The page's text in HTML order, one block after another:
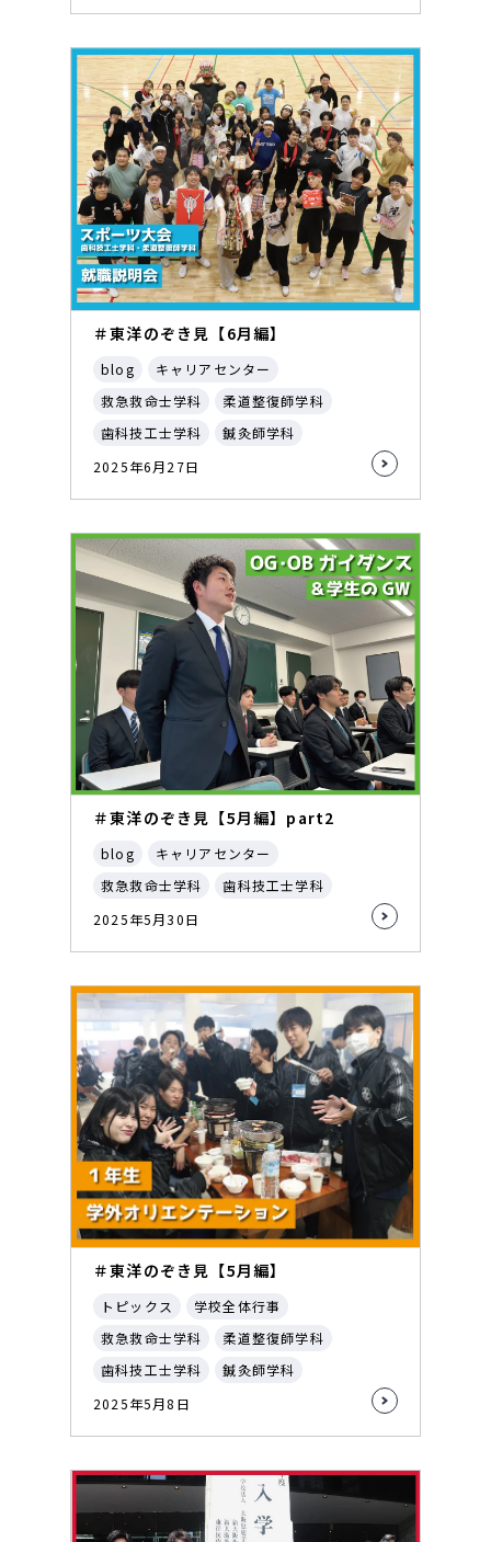
＃東洋のぞき見【6月編】
blog
キャリアセンター
救急救命士学科
柔道整復師学科
歯科技工士学科
鍼灸師学科
2025年6月27日
＃東洋のぞき見【5月編】part2
blog
キャリアセンター
救急救命士学科
歯科技工士学科
2025年5月30日
＃東洋のぞき見【5月編】
トピックス
学校全体行事
救急救命士学科
柔道整復師学科
歯科技工士学科
鍼灸師学科
2025年5月8日